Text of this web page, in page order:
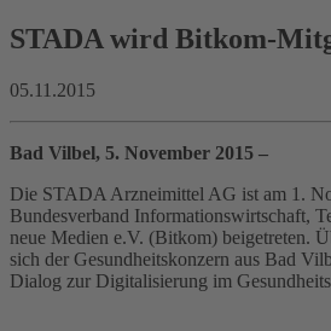
STADA wird Bitkom-
05.11.2015
Bad Vilbel, 5. November 2015 –
Die STADA Arzneimittel AG ist am 1.
Bundesverband Informationswirtschaft,
neue Medien e.V. (Bitkom) beigetreten.
sich der Gesundheitskonzern aus Bad
Dialog zur Digitalisierung im